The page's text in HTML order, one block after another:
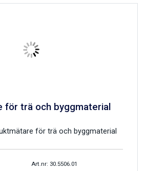
för trä och byggmaterial
för trä och byggmaterial
Art.nr: 30.5506.01